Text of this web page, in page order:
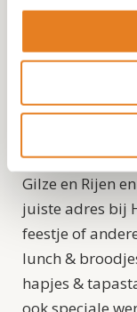
Heb je iets te
maar niet al te
Gilze en Rijen
juiste adres bij
feestje of
lunch &
hapjes &